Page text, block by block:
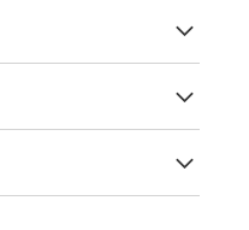
了。我们希望与我们
京都以外的日本美丽
订和完成的旅行向您
会员生成的优惠券
知道该游客是由附属